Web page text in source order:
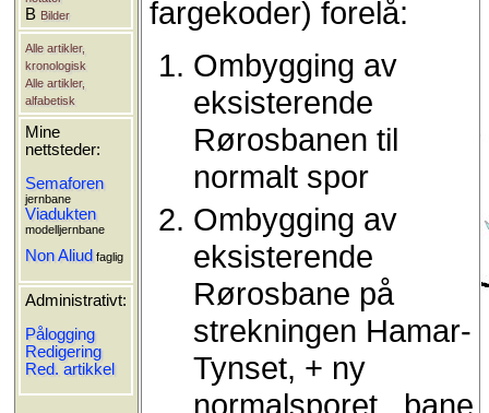
B Bilder
Alle artikler,
kronologisk
Alle artikler,
alfabetisk
Mine
nettsteder:
Semaforen
jernbane
Viadukten
modelljernbane
Non Aliud faglig
Administrativt:
Pålogging
Redigering
Red. artikkel
fargekoder) forelå:
Ombygging av
eksisterende
Rørosbanen til
normalt spor
Ombygging av
eksisterende
Rørosbane på
strekningen Hamar-
Tynset, + ny
normalsporet bane